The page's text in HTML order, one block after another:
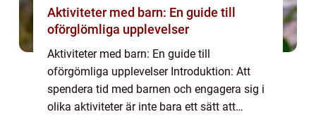
Aktiviteter med barn: En guide till
oförglömliga upplevelser
Aktiviteter med barn: En guide till
oförgömliga upplevelser Introduktion: Att
spendera tid med barnen och engagera sig i
olika aktiviteter är inte bara ett sätt att